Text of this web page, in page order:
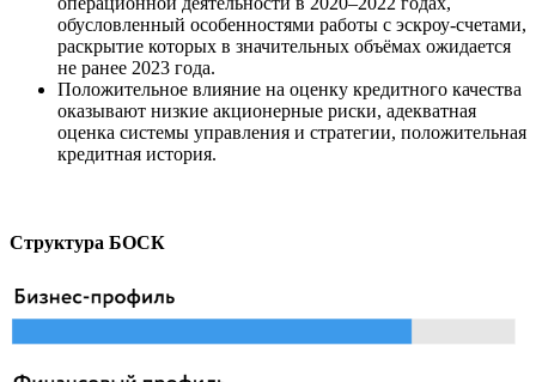
обусловленный особенностями работы с эскроу-счетами,
раскрытие которых в значительных объёмах ожидается
не ранее 2023 года.
Положительное влияние на оценку кредитного качества
оказывают низкие акционерные риски, адекватная
оценка системы управления и стратегии, положительная
кредитная история.
Структура БОСК